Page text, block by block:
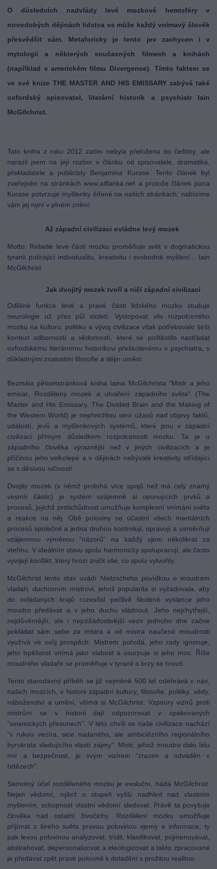
O důsledcích nadvlády levé mozkové hemisféry v
novodobých dějinách lidstva se může každý vnímavý člověk
přesvědčit sám. Metaforicky je tento jev zachycen i v
mytologii a některých současných filmech a knihách
(například v americkém filmu Divergence). Tímto faktem se
ve své knize THE MASTER AND HIS EMISSARY zabývá také
oxfordský spisovatel, literární historik a psychiatr Iain
McGilchrist.
Tato kniha z roku 2012 zatím nebyla přeložena do češtiny, ale
narazil jsem na její rozbor v článku od spisovatele, dramatika,
překladatele a publicisty Benjamina Kurase. Tento článek byl
zveřejněn na stránkách www.atllanka.net a protože článek pana
Kurase potvrzuje myšlenky šířené na našich stránkách, nabízíme
vám jej nyní v plném znění:
Až západní civilizaci ovládne levý mozek
Motto: Rebelie levé části mozku proměňuje svět v dogmatickou
tyranii potírající individualitu, kreativitu i svobodné myšlení... Iain
McGilchrist
Jak dvojitý mozek tvoří a ničí západní civilizaci
Odlišné funkce levé a pravé části lidského mozku studuje
neurologie už přes půl století. Vystopovat vliv rozpolceného
mozku na kulturu, politiku a vývoj civilizace však potřebovalo širší
kontext odborností a vědomostí, které se poštěstilo nastřádat
oxfordskému literárnímu historikovi přeškolenému v psychiatra, s
důkladnými znalostmi filosofie a dějin umění.
Bezmála pětisetstránková kniha Iaina McGilchrista "Mistr a jeho
emisar, Rozdělený mozek a utváření západního světa" (The
Master and His Emissary, The Divided Brain and the Making of
the Western World) je nepřetržitou sérií úžasů nad objevy faktů,
událostí, jevů a myšlenkových systémů, které jsou v západní
civilizaci přímým důsledkem rozpolcenosti mozku. Ta je u
západního člověka výraznější než v jiných civilizacích a je
příčinou jeho velkolepé a v dějinách nebývalé kreativity střídající
se s děsivou ničivostí.
Dvojitý mozek (v němž probíhá více spojů než má celý známý
vesmír částic) je systém vzájemně si oponujících prvků a
procesů, jejichž protichůdnost umožňuje komplexní vnímání světa
a reakce na něj. Obě poloviny se účastní všech mentálních
procesů společně a jedna druhou kontrolují, opravují a usměrňují
vzájemnou výměnou "názorů" na každý vjem několikrát za
vteřinu. V ideálním stavu spolu harmonicky spolupracují, ale často
vyvíjejí konflikt, který hrozí zničit vše, co spolu vytvořily.
McGilchrist tento stav uvádí Nietzscheho povídkou o moudrém
vladaři, duchovním mistrovi, jehož popularita si vyžadovala, aby
do ovládaných krajů rozesílal pečlivě školené vyslance jeho
moudro předávat a v jeho duchu vládnout. Jeho nejchytřejší,
nejdůvěrnější, ale i nejctižádostivější vezír jednoho dne začne
pokládat sám sebe za mistra a od mistra naučené moudrosti
využívá ve svůj prospěch. Mistrem pohrdá, jeho rady ignoruje,
jeho trpělivost vnímá jako slabost a usurpuje si jeho moc. Říše
moudrého vladaře se proměňuje v tyranii a brzy se hroutí.
Tento starodávný příběh se již nejméně 500 let odehrává v nás,
našich mozcích, v historii západní kultury, filosofie, politiky, vědy,
náboženství a umění, všímá si McGilchrist. Vzpoury vizírů proti
mistrům se v historii dají odpozorovat v opakovaných
"seismických přesunech". V této chvíli se naše civilizace nachází
"v rukou vezíra, sice nadaného, ale ambiciózního regionálního
byrokrata sledujícího vlastí zájmy". Mistr, jehož moudro dalo lidu
mír a bezpečnost, je svým vizírem "zrazen a odváděn v
řetězech".
Samotný účel rozděleného mozku je evoluční, hádá McGilchrist.
Nejen vědomí, nýbrž o stupeň vyšší nadhled nad vlastním
myšlením, schopnost vlastní vědomí sledovat. Právě ta povyšuje
člověka nad ostatní živočichy. Rozdělení mozku umožňuje
přijímat z širého světa pravou polovinou vjemy a informace, ty
pak levou polovinou analyzovat, třídit, klasifikovat, pojmenovávat,
abstrahovat, depersonalizovat a ideologizovat a takto zpracované
je předávat zpět pravé polovině k doladění s prožitou realitou.